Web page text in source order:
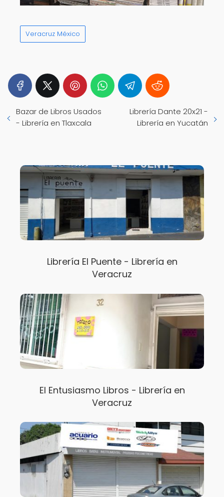
Veracruz México
Bazar de Libros Usados
- Librería en Tlaxcala
Librería Dante 20x21 -
Librería en Yucatán
Librería El Puente - Librería en
Veracruz
El Entusiasmo Libros - Librería en
Veracruz